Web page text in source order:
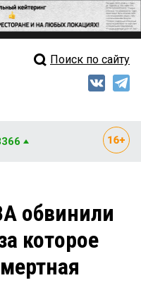
Свежий выпуск
Рейтинги
Блоги
Архив
Поиск по сайту
обвинили
которое